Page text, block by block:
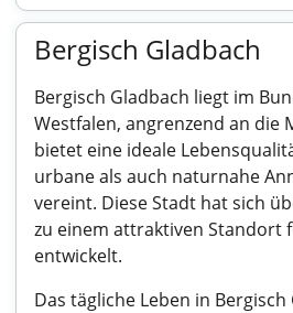
Bergisch Gladbach
Bergisch Gladbach liegt im
Westfalen, angrenzend an die
bietet eine ideale
urbane als auch naturnahe
vereint. Diese Stadt hat sich
zu einem attraktiven Standort
entwickelt.
Das tägliche Leben in